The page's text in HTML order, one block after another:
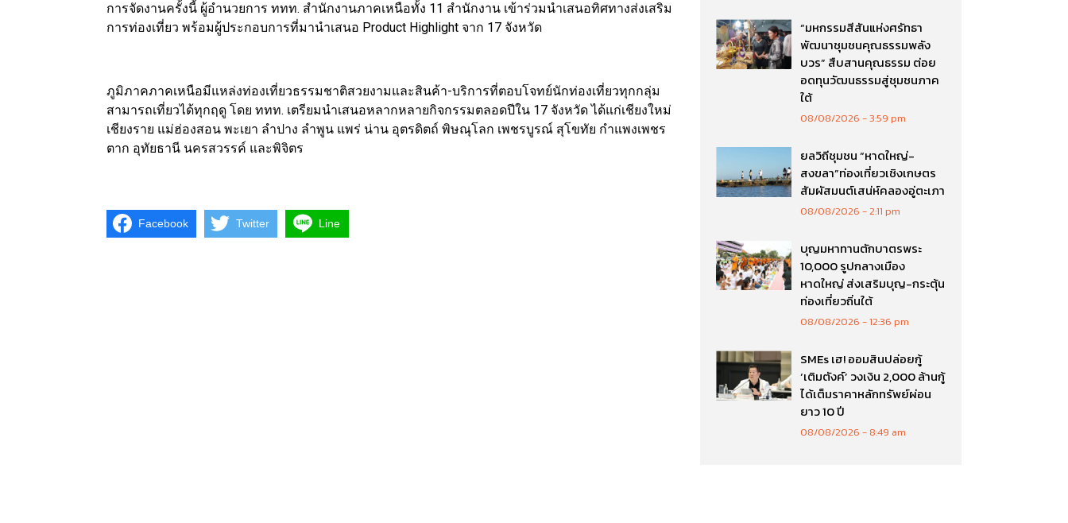
การจัดงานครั้งนี้ ผู้อำนวยการ ททท. สำนักงานภาคเหนือทั้ง 11 สำนักงาน เข้าร่วมนำเสนอทิศทางส่งเสริม
การท่องเที่ยว พร้อมผู้ประกอบการที่มานำเสนอ Product Highlight จาก 17 จังหวัด
ภูมิภาคภาคเหนือมีแหล่งท่องเที่ยวธรรมชาติสวยงามและสินค้า-บริการที่ตอบโจทย์นักท่องเที่ยวทุกกลุ่ม
สามารถเที่ยวได้ทุกฤดู โดย ททท. เตรียมนำเสนอหลากหลายกิจกรรมตลอดปีใน 17 จังหวัด ได้แก่เชียงใหม่
เชียงราย แม่ฮ่องสอน พะเยา ลำปาง ลำพูน แพร่ น่าน อุตรดิตถ์ พิษณุโลก เพชรบูรณ์ สุโขทัย กำแพงเพชร
ตาก อุทัยธานี นครสวรรค์ และพิจิตร
Facebook Twitter Line
“มหกรรมสีสันแห่งศรัทธา
พัฒนาชุมชนคุณธรรมพลัง
บวร” สืบสานคุณธรรม ต่อย
อดทุนวัฒนธรรมสู่ชุมชนภาค
ใต้
08/08/2026 3:59 pm
ยลวิถีชุมชน “หาดใหญ่-
สงขลา”ท่องเที่ยวเชิงเกษตร
สัมผัสมนต์เสน่ห์คลองอู่ตะเภา
08/08/2026 2:11 pm
บุญมหาทานตักบาตรพระ
10,000 รูปกลางเมือง
หาดใหญ่ ส่งเสริมบุญ-กระตุ้น
ท่องเที่ยวถิ่นใต้
08/08/2026 12:36 pm
SMEs เฮ! ออมสินปล่อยกู้
‘เติมตังค์’ วงเงิน 2,000 ล้านกู้
ได้เต็มราคาหลักทรัพย์ผ่อน
ยาว 10 ปี
08/08/2026 8:49 am